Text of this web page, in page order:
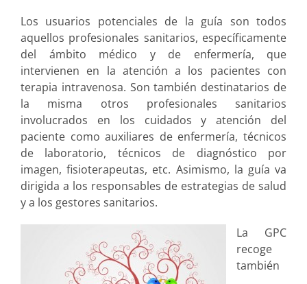
Los usuarios potenciales de la guía son todos
aquellos profesionales sanitarios, específicamente
del ámbito médico y de enfermería, que
intervienen en la atención a los pacientes con
terapia intravenosa. Son también destinatarios de
la misma otros profesionales sanitarios
involucrados en los cuidados y atención del
paciente como auxiliares de enfermería, técnicos
de laboratorio, técnicos de diagnóstico por
imagen, fisioterapeutas, etc. Asimismo, la guía va
dirigida a los responsables de estrategias de salud
y a los gestores sanitarios.
La GPC
recoge
también